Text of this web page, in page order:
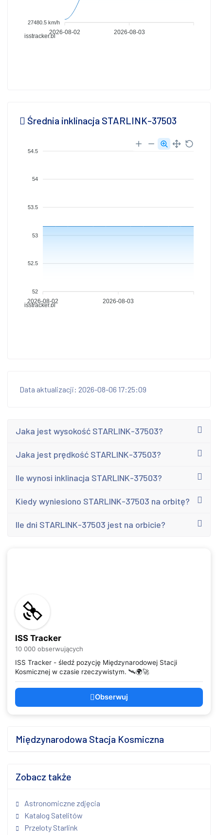
isstracker.pl
27480.5 km/h
2026-08-02 2026-08-03
Średnia inklinacja STARLINK-37503
isstracker.pl
54.5
54
53.5
53
52.5
52
2026-08-02 2026-08-03
Data aktualizacji: 2026-08-06 17:25:09
Jaka jest wysokość STARLINK-37503?
Jaka jest prędkość STARLINK-37503?
Ile wynosi inklinacja STARLINK-37503?
Kiedy wyniesiono STARLINK-37503 na orbitę?
Ile dni STARLINK-37503 jest na orbicie?
ISS Tracker
10 000 obserwujących
ISS Tracker - śledź pozycję Międzynarodowej Stacji
Kosmicznej w czasie rzeczywistym. 🛰️🌍🚀
Obserwuj
Międzynarodowa Stacja Kosmiczna
Zobacz także
Astronomiczne zdjęcia
Katalog Satelitów
Przeloty Starlink